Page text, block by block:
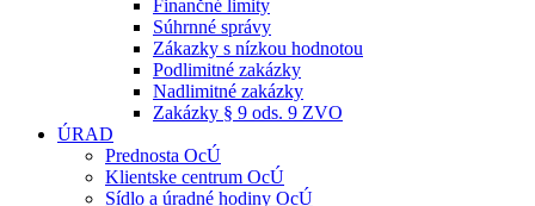
Finančné limity
Súhrnné správy
Zákazky s nízkou hodnotou
Podlimitné zakázky
Nadlimitné zakázky
Zakázky § 9 ods. 9 ZVO
ÚRAD
Prednosta OcÚ
Klientske centrum OcÚ
Sídlo a úradné hodiny OcÚ